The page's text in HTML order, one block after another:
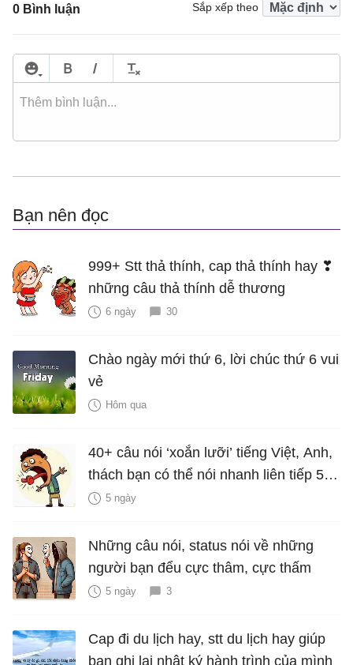
0 Bình luận Sắp xếp theo
Bạn nên đọc
999+ Stt thả thính, cap thả thính hay ❣
những câu thả thính dễ thương
6 ngày 30
Chào ngày mới thứ 6, lời chúc thứ 6 vui
vẻ
Hôm qua
40+ câu nói ‘xoắn lưỡi’ tiếng Việt, Anh,
thách bạn có thể nói nhanh liên tiếp 5
lần mà vẫn trôi chảy
5 ngày
Những câu nói, status nói về những
người bạn đểu cực thâm, cực thấm
5 ngày 3
Cap đi du lịch hay, stt du lịch hay giúp
bạn ghi lại nhật ký hành trình của mình